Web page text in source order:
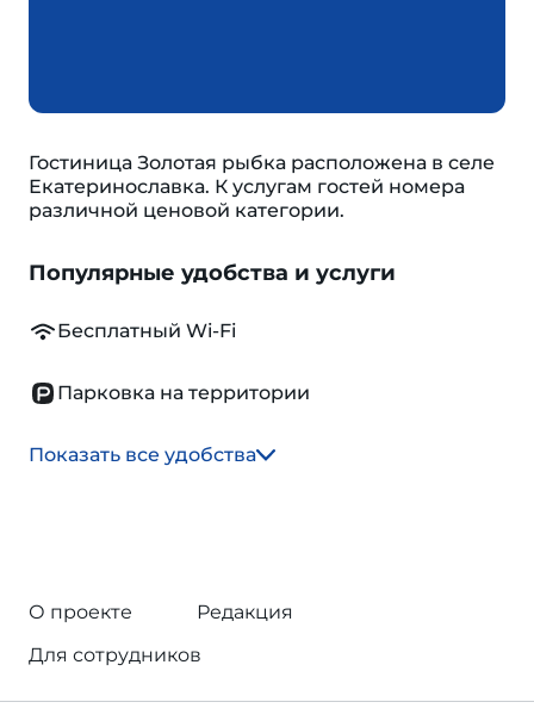
Гостиница Золотая рыбка расположена в селе
Екатеринославка. К услугам гостей номера
различной ценовой категории.
Популярные удобства и услуги
Бесплатный Wi-Fi
Парковка на территории
Показать все удобства
О проекте
Редакция
Для сотрудников